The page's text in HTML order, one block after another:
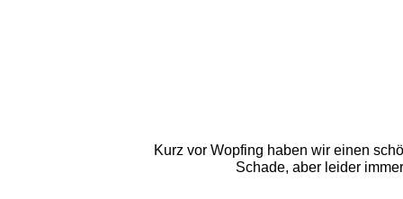
Kurz vor Wopfing haben wir einen
Schade, aber leider